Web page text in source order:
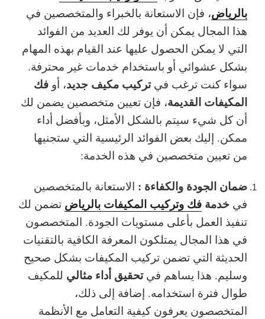
بالرياض، فإن الاستعانة بالخبراء والمتخصصين في
هذا المجال يمكن أن يوفر لك العديد من الفوائد
التي لا يمكن الحصول عليها عند القيام بهذه المهام
بشكل عشوائي أو باستخدام خدمات غير محترفة.
سواء كنت ترغب فيتركيب مكيف جديد، أو فك
المكيفات القديمة، فإن تعيين متخصصين يضمن لك
أن كل شيء سيتم بالشكل الأمثل، وبأفضل أداء
ممكن. إليك بعض الفوائد الرئيسية التي ستجنيها
من تعيين متخصصين في هذه الخدمة:
ضمان الجودة والكفاءة : الاستعانة بالمتخصصين
في خدمة فك وتركيب المكيفات بالرياض تضمن لك
تنفيذ العمل بأعلى مستويات الجودة. المتخصصون
في هذا المجال يمتلكون المعرفة الكافية بالتقنيات
الحديثة التي تضمن تركيب المكيفات بشكل صحيح
وسليم. هذا يساهم فيتحقيق أداء مثالي للمكيف
طوال فترة استخدامه. إضافة إلى ذلك،
المتخصصون يعرفون كيفية التعامل مع الأنظمة